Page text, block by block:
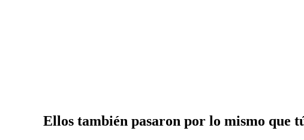
Ellos también pasaron por lo mismo que